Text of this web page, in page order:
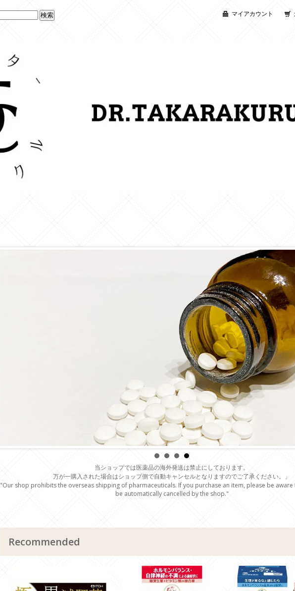
マイアカウント
当ショップでは医薬品の海外発送は禁止にしております。
万が一購入された場合はショップ側で自動キャンセルとなりますのでご了承ください。」
"Our shop prohibits the overseas shipping of pharmaceuticals. If you purchase an item, please be
be automatically cancelled by the shop."
Recommended